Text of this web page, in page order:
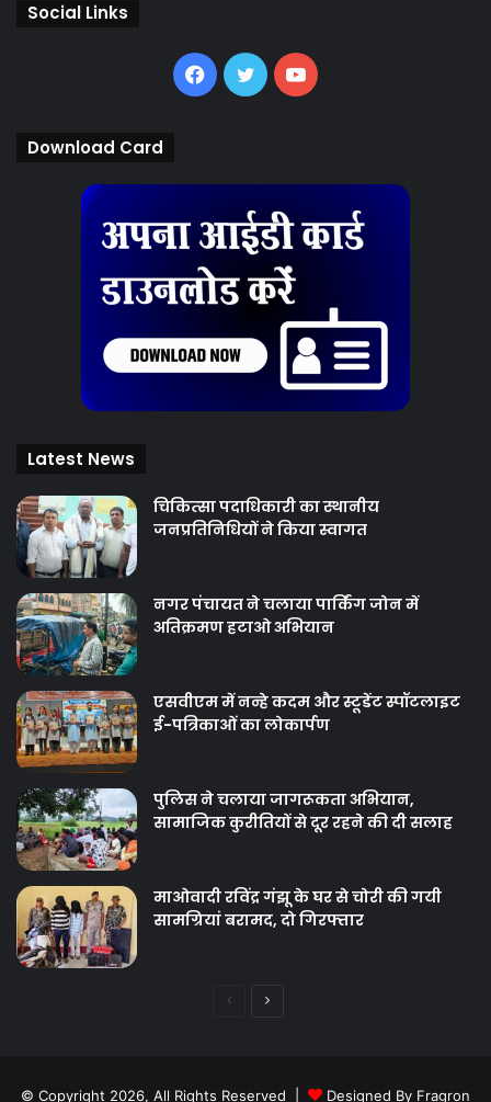
Social Links
Facebook
TwitterYouTube
Download Card
Latest News
चिकित्‍सा पदाधिकारी का स्थानीय
जनप्रतिनिधियों ने किया स्वागत
नगर पंचायत ने चलाया पार्किंग जोन में
अतिक्रमण हटाओ अभियान
एसवीएम में नन्हे कदम और स्टूडेंट स्पॉटलाइट
ई-पत्रिकाओं का लोकार्पण
पुलिस ने चलाया जागरूकता अभियान,
सामाजिक कुरीतियों से दूर रहने की दी सलाह
माओवादी रविंद्र गंझू के घर से चोरी की गयी
सामग्रियां बरामद, दो गिरफ्तार
PreviousNext
© Copyright 2026, All Rights Reserved | Designed By Fragron